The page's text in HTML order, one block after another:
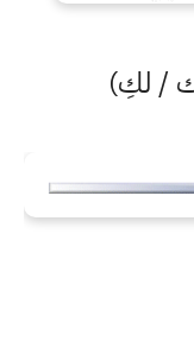
/ لكِ)